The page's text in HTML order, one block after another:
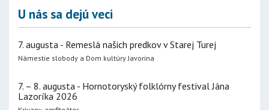
U nás sa dejú veci
7. augusta - Remeslá našich predkov v Starej Turej
Námestie slobody a Dom kultúry Javorina
7. – 8. augusta - Hornotoryský folklórny festival Jána
Lazoríka 2026